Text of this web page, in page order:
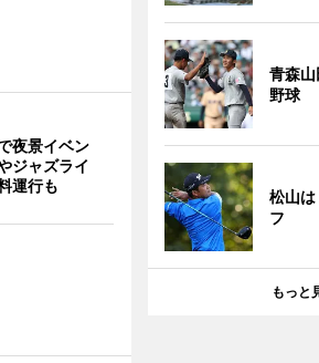
夜景イベン
ジャズライ
運行も
青森
野球
松山
フ
もっと